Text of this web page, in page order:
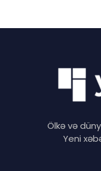
Ölkə və
Yeni